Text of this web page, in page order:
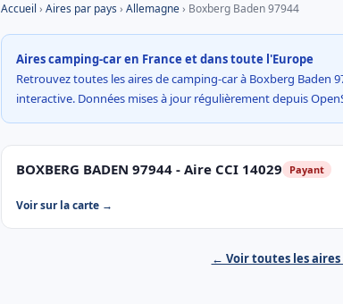
Accueil › Aires par pays› Allemagne› Boxberg Baden 97944
Aires camping-car en France et dans toute l'Europe
Retrouvez toutes les aires de camping-car à Boxberg Baden
interactive. Données mises à jour régulièrement depuis
BOXBERG BADEN 97944 - Aire CCI 14029 Payant
Voir sur la carte →
← Voir toutes les